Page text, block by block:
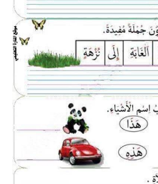
دفاتر استاذ التعليم الابتدائي
المسابقات المهنية
البحوث الجاهزة
بحوث اللغة العربية
بحوث الرياضيات
بحوث التاريخ و الجغرافيا